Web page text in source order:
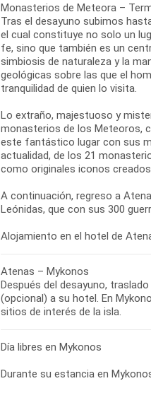
Monasterios de Meteora –
Tras el desayuno subimos
el cual constituye no solo un
fe, sino que también es un
simbiosis de naturaleza y la
geológicas sobre las que el
tranquilidad de quien lo visita.
Lo extraño, majestuoso y
monasterios de los Meteoros,
este fantástico lugar con sus
actualidad, de los 21
como originales iconos
A continuación, regreso a
Leónidas, que con sus 300
Atenas – Mykonos
Después del desayuno,
(opcional) a su hotel. En
Día libres en Mykonos
Durante su estancia en